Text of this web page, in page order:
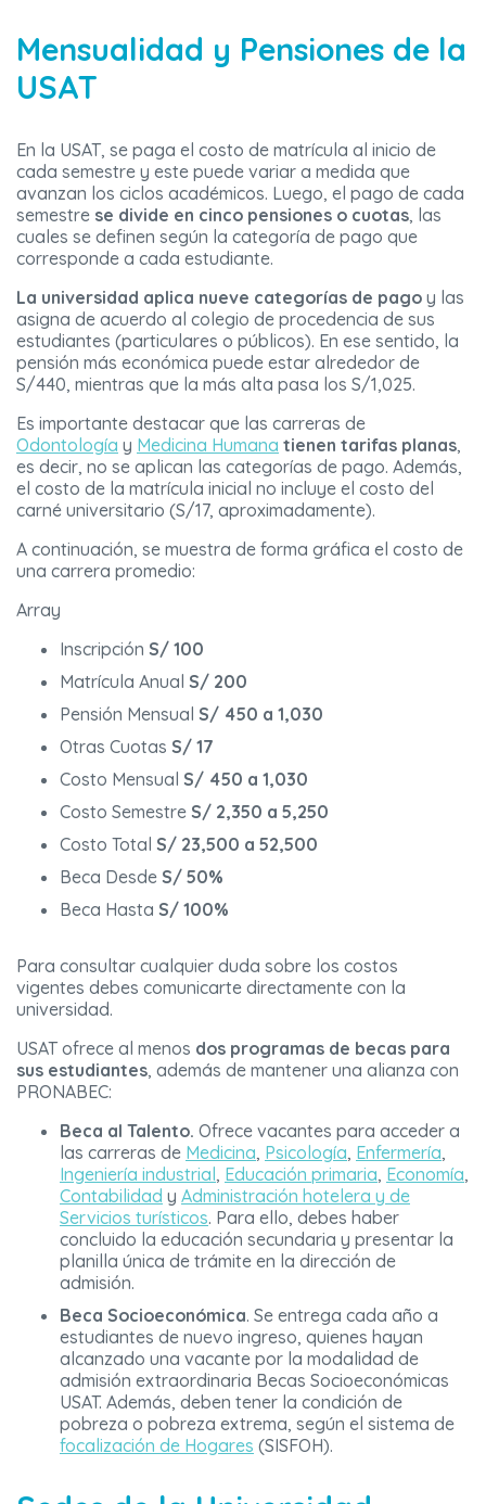
Mensualidad y Pensiones de la
USAT
En la USAT, se paga el costo de matrícula al inicio de
cada semestre y este puede variar a medida que
avanzan los ciclos académicos. Luego, el pago de cada
semestre se divide en cinco pensiones o cuotas, las
cuales se definen según la categoría de pago que
corresponde a cada estudiante.
La universidad aplica nueve categorías de pago y las
asigna de acuerdo al colegio de procedencia de sus
estudiantes (particulares o públicos). En ese sentido, la
pensión más económica puede estar alrededor de
S/440, mientras que la más alta pasa los S/1,025.
Es importante destacar que las carreras de
Odontología y Medicina Humana tienen tarifas planas,
es decir, no se aplican las categorías de pago. Además,
el costo de la matrícula inicial no incluye el costo del
carné universitario (S/17, aproximadamente).
A continuación, se muestra de forma gráfica el costo de
una carrera promedio:
Array
Inscripción S/ 100
Matrícula Anual S/ 200
Pensión Mensual S/ 450 a 1,030
Otras Cuotas S/ 17
Costo Mensual S/ 450 a 1,030
Costo Semestre S/ 2,350 a 5,250
Costo Total S/ 23,500 a 52,500
Beca Desde S/ 50%
Beca Hasta S/ 100%
Para consultar cualquier duda sobre los costos
vigentes debes comunicarte directamente con la
universidad.
USAT ofrece al menos dos programas de becas para
sus estudiantes, además de mantener una alianza con
PRONABEC:
Beca al Talento. Ofrece vacantes para acceder a
las carreras de Medicina, Psicología, Enfermería,
Ingeniería industrial, Educación primaria, Economía,
Contabilidad y Administración hotelera y de
Servicios turísticos. Para ello, debes haber
concluido la educación secundaria y presentar la
planilla única de trámite en la dirección de
admisión.
Beca Socioeconómica. Se entrega cada año a
estudiantes de nuevo ingreso, quienes hayan
alcanzado una vacante por la modalidad de
admisión extraordinaria Becas Socioeconómicas
USAT. Además, deben tener la condición de
pobreza o pobreza extrema, según el sistema de
focalización de Hogares (SISFOH).